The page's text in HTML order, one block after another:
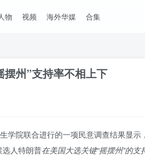
物 视频 海外华媒 合集
州”支持率不相上下
学院联合进行的一项民意调查结果显示
人特朗普在美国大选关键“摇摆州”的